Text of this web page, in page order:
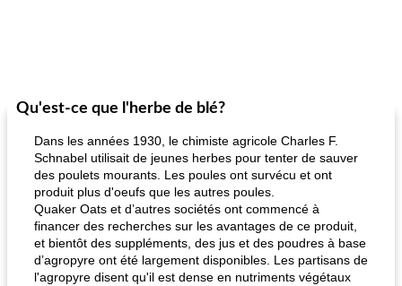
Qu'est-ce que l'herbe de blé?
Dans les années 1930, le chimiste agricole Charles F.
Schnabel utilisait de jeunes herbes pour tenter de sauver
des poulets mourants. Les poules ont survécu et ont
produit plus d'oeufs que les autres poules.
Quaker Oats et d’autres sociétés ont commencé à
financer des recherches sur les avantages de ce produit,
et bientôt des suppléments, des jus et des poudres à base
d’agropyre ont été largement disponibles. Les partisans de
l'agropyre disent qu'il est dense en nutriments végétaux